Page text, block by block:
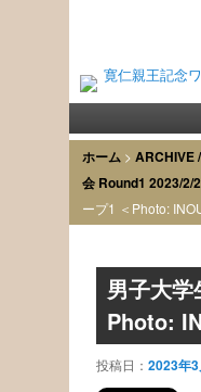
寛仁親
ランプ
PRINCE
ホーム > ARCHIVE
会 Round1 2023/2/
ープ1 ＜Photo:
男子大学
Photo:
投稿日： 2023年